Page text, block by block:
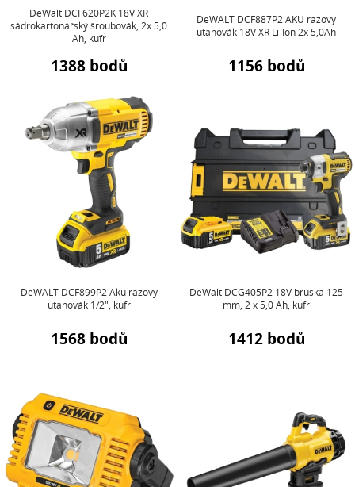
DeWalt DCF620P2K 18V XR
sádrokartonářský šroubovák, 2x 5,0
Ah, kufr
1388 bodů
DeWALT DCF887P2 AKU rázový
utahovák 18V XR Li-Ion 2x 5,0Ah
1156 bodů
DeWALT DCF899P2 Aku rázový
utahovák 1/2", kufr
1568 bodů
DeWalt DCG405P2 18V bruska 125
mm, 2 x 5,0 Ah, kufr
1412 bodů